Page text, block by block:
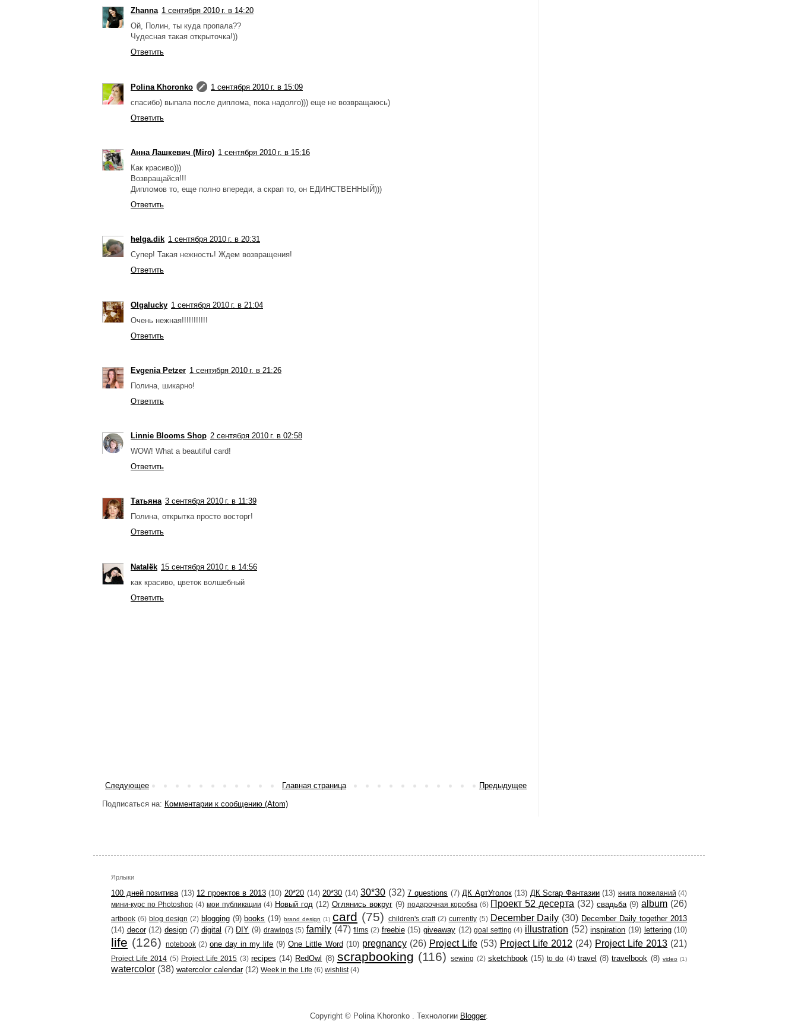
Zhanna 1 сентября 2010 г. в 14:20
Ой, Полин, ты куда пропала??
Чудесная такая открыточка!))
Ответить
Polina Khoronko
1 сентября 2010 г. в 15:09
спасибо) выпала после диплома, пока надолго))) еще не возвращаюсь)
Ответить
Анна Лашкевич (Miro) 1 сентября 2010 г. в 15:16
Как красиво)))
Возвращайся!!!
Дипломов то, еще полно впереди, а скрап то, он ЕДИНСТВЕННЫЙ)))
Ответить
helga.dik 1 сентября 2010 г. в 20:31
Супер! Такая нежность! Ждем возвращения!
Ответить
Olgalucky 1 сентября 2010 г. в 21:04
Очень нежная!!!!!!!!!!!
Ответить
Evgenia Petzer 1 сентября 2010 г. в 21:26
Полина, шикарно!
Ответить
Linnie Blooms Shop 2 сентября 2010 г. в 02:58
WOW! What a beautiful card!
Ответить
Татьяна 3 сентября 2010 г. в 11:39
Полина, открытка просто восторг!
Ответить
Natalёk 15 сентября 2010 г. в 14:56
как красиво, цветок волшебный
Ответить
Следующее Предыдущее
Главная страница
Подписаться на: Комментарии к сообщению (Atom)
Ярлыки
100 дней позитива (13) 12 проектов в 2013 (10) 20*20 (14) 20*30 (14) 30*30 (32) 7 questions (7) ДК АртУголок (13) ДК Scrap Фантазии (13) книга пожеланий (4)
мини-курс по Photoshop (4) мои публикации (4) Новый год (12) Оглянись вокруг (9) подарочная коробка (6) Проект 52 десерта (32) свадьба (9) album (26)
artbook (6) blog design (2) blogging (9) books (19) brand design (1) card (75) children's craft (2) currently (5) December Daily (30) December Daily together 2013
(14) decor (12) design (7) digital (7) DIY (9) drawings (5) family (47) films (2) freebie (15) giveaway (12) goal setting (4) illustration (52) inspiration (19) lettering (10)
life (126) notebook (2) one day in my life (9) One Little Word (10) pregnancy (26) Project Life (53) Project Life 2012 (24) Project Life 2013 (21)
Project Life 2014 (5) Project Life 2015 (3) recipes (14) RedOwl (8) scrapbooking (116) sewing (2) sketchbook (15) to do (4) travel (8) travelbook (8) video (1)
watercolor (38) watercolor calendar (12) Week in the Life (6) wishlist (4)
Copyright © Polina Khoronko . Технологии Blogger.